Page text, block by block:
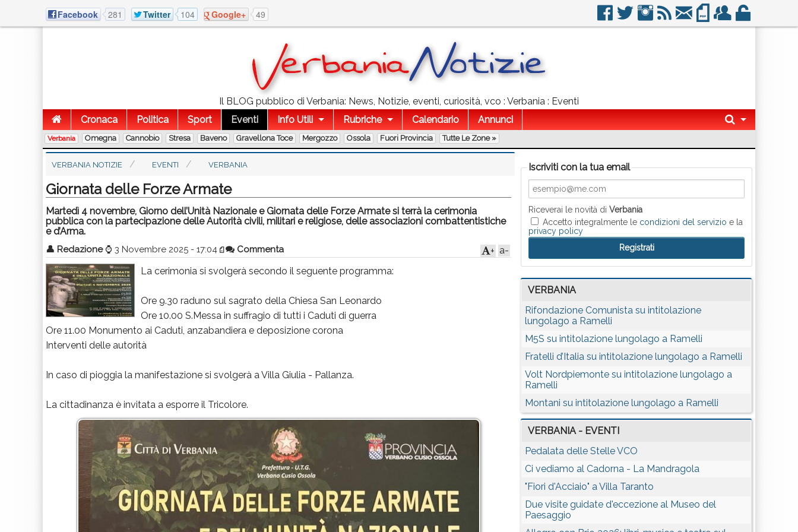
Facebook 281 Twitter 104 Google+ 49
Il BLOG pubblico di Verbania: News, Notizie, eventi, curiosità, vco : Verbania : Eventi
Cronaca
Politica Sport Eventi Info Utili Rubriche Calendario Annunci
Verbania Omegna Cannobio Stresa Baveno Gravellona Toce Mergozzo Ossola Fuori Provincia Tutte Le Zone »
VERBANIA NOTIZIE EVENTI VERBANIA
Giornata delle Forze Armate
Martedì 4 novembre, Giorno dell’Unità Nazionale e Giornata delle Forze Armate si terrà la cerimonia
pubblica con la partecipazione delle Autorità civili, militari e religiose, delle associazioni combattentistiche
e d’Arma.
👤 Redazione ⌚ 3 Novembre 2025 - 17:04 Commenta a-
+
La cerimonia si svolgerà secondo il seguente programma:
Ore 9.30 raduno sul sagrato della Chiesa San Leonardo
Ore 10.00 S.Messa in suffragio di tutti i Caduti di guerra
Ore 11.00 Monumento ai Caduti, anzabandiera e deposizione corona
Interventi delle autorità
In caso di pioggia la manifestazione si svolgerà a Villa Giulia - Pallanza.
La cittadinanza è invitata a esporre il Tricolore.
Iscriviti con la tua email
Riceverai le novità diVerbania
Accetto integralmente le condizioni del servizio e la
privacy policy
VERBANIA
Rifondazione Comunista su intitolazione
lungolago a Ramelli
M5S su intitolazione lungolago a Ramelli
Fratelli d’Italia su intitolazione lungolago a Ramelli
Volt Nordpiemonte su intitolazione lungolago a
Ramelli
Montani su intitolazione lungolago a Ramelli
VERBANIA - EVENTI
Pedalata delle Stelle VCO
Ci vediamo al Cadorna - La Mandragola
"Fiori d'Acciaio" a Villa Taranto
Due visite guidate d'eccezione al Museo del
Paesaggio